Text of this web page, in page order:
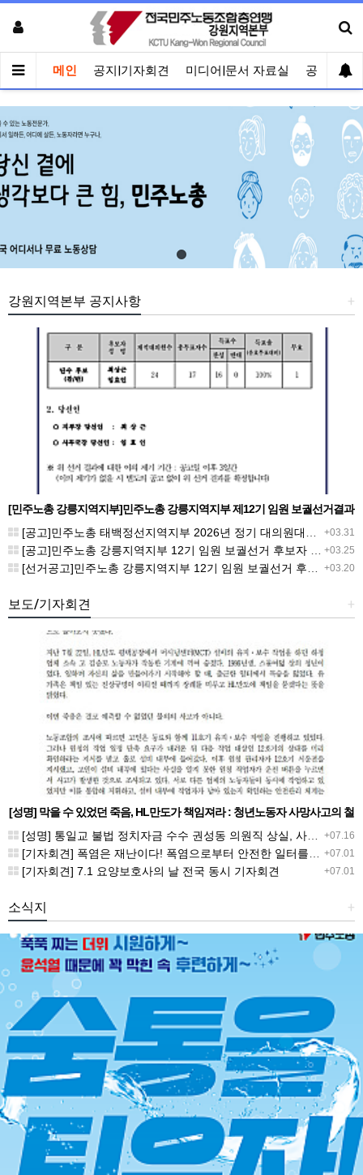
메인 공지|기자회견 미디어|문서 자료실 공유게시
+
강원지역본부 공지사항
[민주노총 강릉지역지부]민주노총 강릉지역지부 제12기 임원 보궐선거결과
공고
+03.31
[공고]민주노총 태백정선지역지부 2026년 정기 대의원대회 재소집 건
+03.25
[공고]민주노총 강릉지역지부 12기 임원 보궐선거 후보자 확정 공고
+03.20
[선거공고]민주노총 강릉지역지부 12기 임원 보궐선거 후보 등록 기간 연장 공고
+
보도/기자회견
[성명] 막을 수 있었던 죽음, HL만도가 책임져라 : 청년노동자 사망사고의 철
저한 진상규명과 재발방지 대책 마련하라
+07.16
[성명] 통일교 불법 정치자금 수수 권성동 의원직 상실, 사필귀정이다
+07.01
[기자회견] 폭염은 재난이다! 폭염으로부터 안전한 일터를 위한 민주노총 강원지역본부 폭염감시단 선포 기자회견
+07.01
[기자회견] 7.1 요양보호사의 날 전국 동시 기자회견
+
소식지